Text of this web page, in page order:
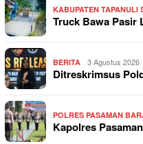
KABUPATEN TAPANULI
Truck Bawa Pasir
BERITA 3 Agustus 2026
Ditreskrimsus
POLRES PASAMAN
Kapolres